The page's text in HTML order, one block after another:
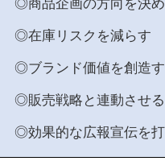
◎商品企画の方向を決
◎在庫リスクを減らす
◎ブランド価値を創造
◎販売戦略と連動させる
◎効果的な広報宣伝を